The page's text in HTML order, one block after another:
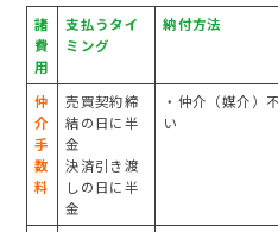
当社を選んだ理由TOP8
会社情報
購入物件情報はこちら
諸
費
用
支払うタイ
ミング
納付方法
仲
介
手
数
料
売買契約締
結の日に半
金
決済引き渡
しの日に半
金
・仲介（媒介）
い